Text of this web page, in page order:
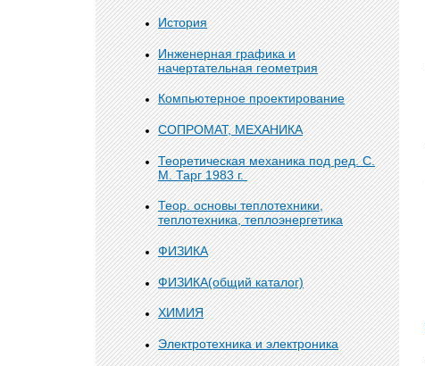
История
Инженерная графика и
начертательная геометрия
Компьютерное проектирование
СОПРОМАТ, МЕХАНИКА
Теоретическая механика под ред. С.
М. Тарг 1983 г.
Теор. основы теплотехники,
теплотехника, теплоэнергетика
ФИЗИКА
ФИЗИКА(общий каталог)
ХИМИЯ
Электротехника и электроника